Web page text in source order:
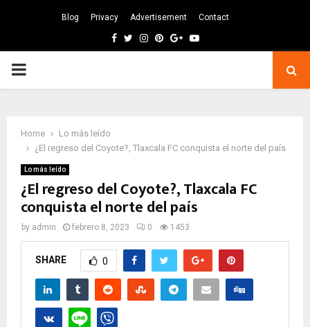
Blog Privacy Advertisement Contact
Facebook
TwitterInstagram
Pinterest
GoogleYoutube
PRIMARY
Home
Lo más leído
¿El regreso del Coyote?, Tlaxcala FC conquista el norte del país
Lo más leído
¿El regreso del Coyote?, Tlaxcala FC
conquista el norte del país
by admin febrero 8, 2023 0 1453
SHARE 0